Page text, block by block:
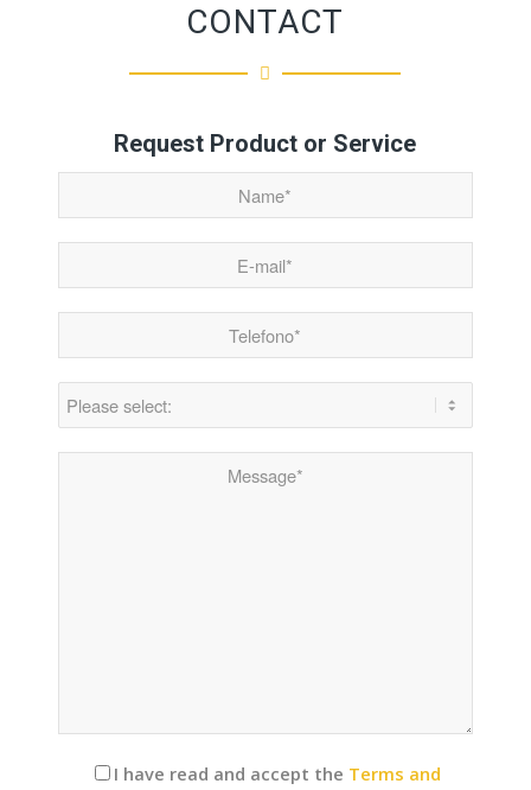
CONTACT
Request Product or Service
I have read and accept the Terms and